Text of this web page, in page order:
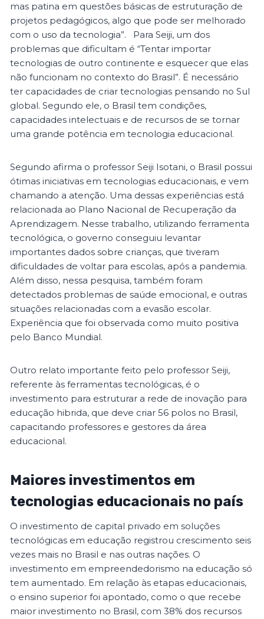
mas patina em questões básicas de estruturação de
projetos pedagógicos, algo que pode ser melhorado
com o uso da tecnologia”. Para Seiji, um dos
problemas que dificultam é “Tentar importar
tecnologias de outro continente e esquecer que elas
não funcionam no contexto do Brasil”. É necessário
ter capacidades de criar tecnologias pensando no Sul
global. Segundo ele, o Brasil tem condições,
capacidades intelectuais e de recursos de se tornar
uma grande potência em tecnologia educacional.
Segundo afirma o professor Seiji Isotani, o Brasil possui
ótimas iniciativas em tecnologias educacionais, e vem
chamando a atenção. Uma dessas experiências está
relacionada ao Plano Nacional de Recuperação da
Aprendizagem. Nesse trabalho, utilizando ferramenta
tecnológica, o governo conseguiu levantar
importantes dados sobre crianças, que tiveram
dificuldades de voltar para escolas, após a pandemia.
Além disso, nessa pesquisa, também foram
detectados problemas de saúde emocional, e outras
situações relacionadas com a evasão escolar.
Experiência que foi observada como muito positiva
pelo Banco Mundial.
Outro relato importante feito pelo professor Seiji,
referente às ferramentas tecnológicas, é o
investimento para estruturar a rede de inovação para
educação hibrida, que deve criar 56 polos no Brasil,
capacitando professores e gestores da área
educacional.
Maiores investimentos em
tecnologias educacionais no país
O investimento de capital privado em soluções
tecnológicas em educação registrou crescimento seis
vezes mais no Brasil e nas outras nações. O
investimento em empreendedorismo na educação só
tem aumentado. Em relação às etapas educacionais,
o ensino superior foi apontado, como o que recebe
maior investimento no Brasil, com 38% dos recursos